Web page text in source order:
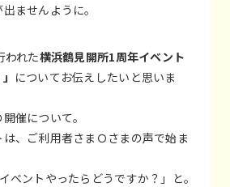
ませんように。
われた横浜鶴見開所1周年イベント
についてお伝えしたいと思いま
催について。
、ご利用者さまＯさまの声で始ま
ベントやったらどうですか？」と。